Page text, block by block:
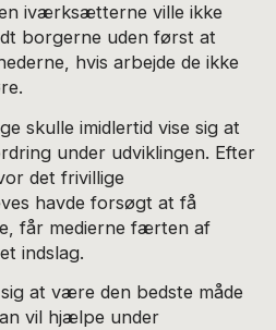
iværksætterne ville ikke
borgerne uden først at
hvis arbejde de ikke
skulle imidlertid vise sig at
under udviklingen. Efter
det frivillige
havde forsøgt at få
får medierne færten af
indslag.
at være den bedste måde
vil hjælpe under